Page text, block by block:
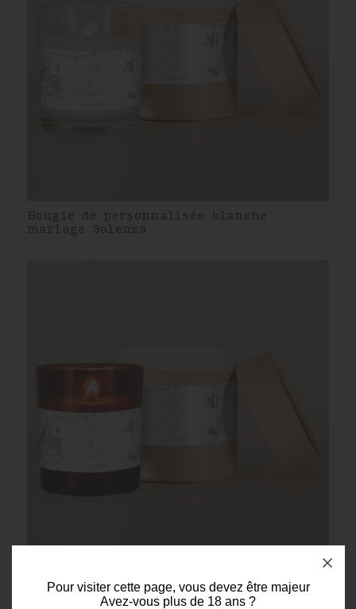
Bougie de personnalisée blanche
mariage Solenza
mariage Solenza
Pour visiter cette page, vous devez être majeur
Avez-vous plus de 18 ans ?